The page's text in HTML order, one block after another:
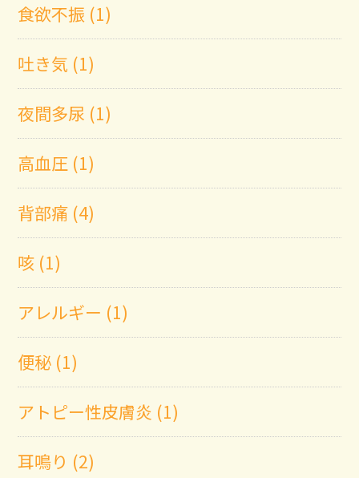
食欲不振 (1)
吐き気 (1)
夜間多尿 (1)
高血圧 (1)
背部痛 (4)
咳 (1)
アレルギー (1)
便秘 (1)
アトピー性皮膚炎 (1)
耳鳴り (2)